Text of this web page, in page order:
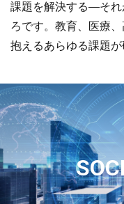
課題を解決する―それ
ろです。教育、医療
抱えるあらゆる課題が